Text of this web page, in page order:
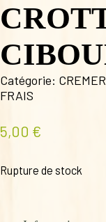
Catégorie:
FRAIS
5,00 €
Rupture de stock